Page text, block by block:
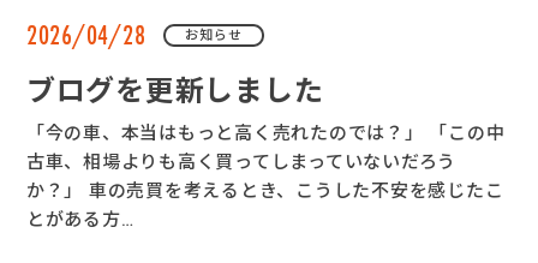
2026/04/28 お知らせ
ブログを更新しました
「今の車、本当はもっと高く売れたのでは？」 「この中
古車、相場よりも高く買ってしまっていないだろう
か？」 車の売買を考えるとき、こうした不安を感じたこ
とがある方…